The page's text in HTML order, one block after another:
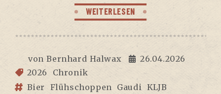
WEITERLESEN
vonBernhard Halwax
26.04.2026
2026
Chronik
Bier
Flühschoppen Gaudi
KLJB